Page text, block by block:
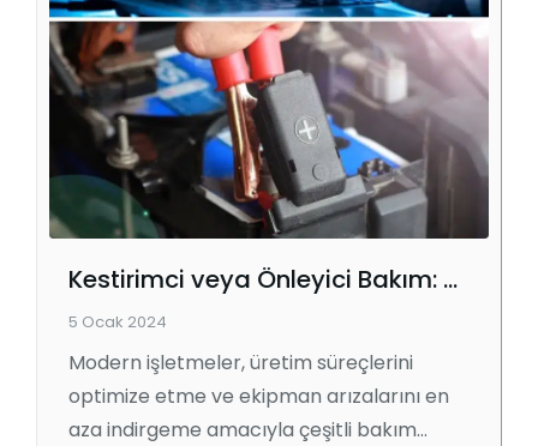
Kestirimci veya Önleyici Bakım: Hangisi Sizin İçin Doğru?
5 Ocak 2024
Modern işletmeler, üretim süreçlerini
optimize etme ve ekipman arızalarını en
aza indirgeme amacıyla çeşitli bakım…